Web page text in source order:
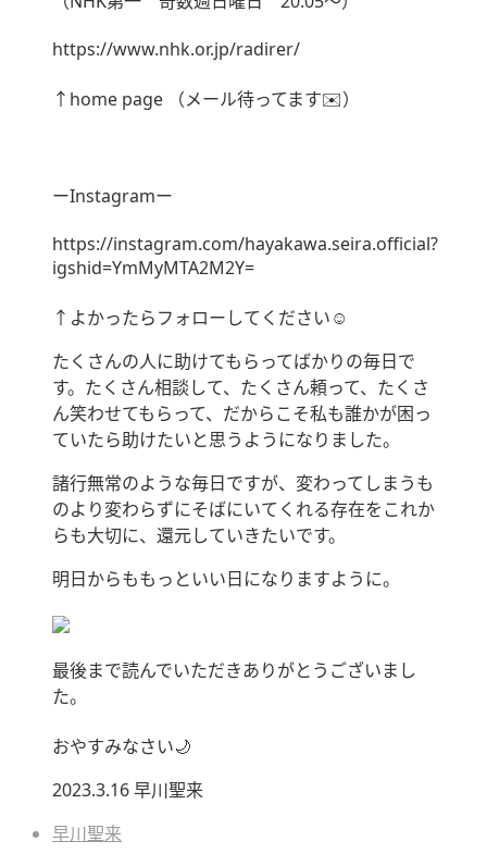
https://www.nhk.or.jp/radirer/
↑home page （メール待ってます✉️）
ーInstagramー
https://instagram.com/hayakawa.seira.official?
igshid=YmMyMTA2M2Y=
↑よかったらフォローしてください☺︎
たくさんの人に助けてもらってばかりの毎日で
す。たくさん相談して、たくさん頼って、たくさ
ん笑わせてもらって、だからこそ私も誰かが困っ
ていたら助けたいと思うようになりました。
諸行無常のような毎日ですが、変わってしまうも
のより変わらずにそばにいてくれる存在をこれか
らも大切に、還元していきたいです。
明日からももっといい日になりますように。
最後まで読んでいただきありがとうございまし
た。
おやすみなさい🌙
2023.3.16 早川聖来
早川聖来